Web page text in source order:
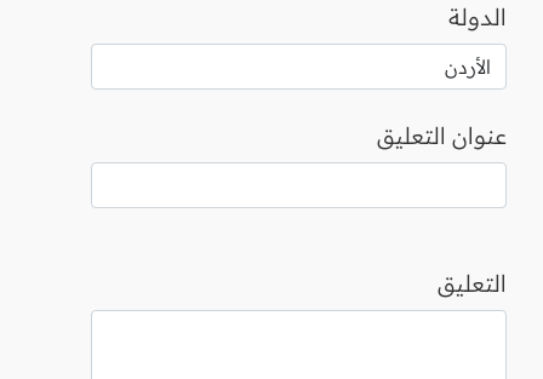
الدولة
عنوان التعليق
التعليق